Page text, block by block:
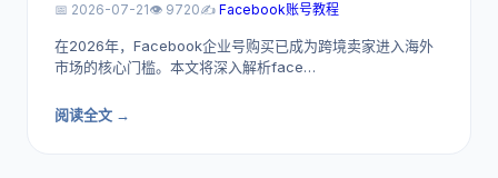
📅 2026-07-21👁️ 9720✍️ Facebook账号教程
在2026年，Facebook企业号购买已成为跨境卖家进入海外
市场的核心门槛。本文将深入解析face…
阅读全文 →